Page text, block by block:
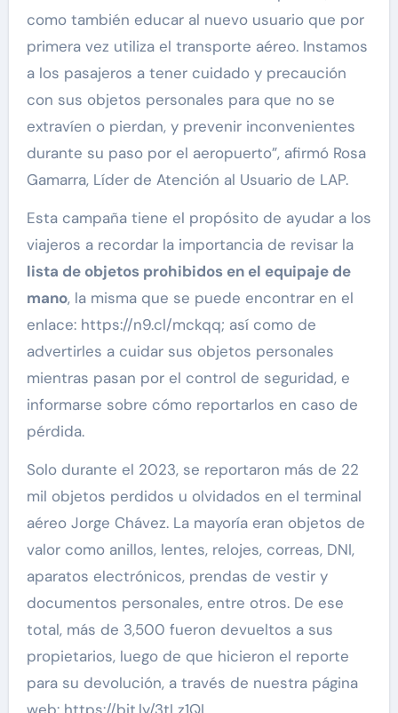
como también educar al nuevo usuario que por
primera vez utiliza el transporte aéreo. Instamos
a los pasajeros a tener cuidado y precaución
con sus objetos personales para que no se
extravíen o pierdan, y prevenir inconvenientes
durante su paso por el aeropuerto”, afirmó Rosa
Gamarra, Líder de Atención al Usuario de LAP.
Esta campaña tiene el propósito de ayudar a los
viajeros a recordar la importancia de revisar la
lista de objetos prohibidos en el equipaje de
mano, la misma que se puede encontrar en el
enlace: https://n9.cl/mckqq; así como de
advertirles a cuidar sus objetos personales
mientras pasan por el control de seguridad, e
informarse sobre cómo reportarlos en caso de
pérdida.
Solo durante el 2023, se reportaron más de 22
mil objetos perdidos u olvidados en el terminal
aéreo Jorge Chávez. La mayoría eran objetos de
valor como anillos, lentes, relojes, correas, DNI,
aparatos electrónicos, prendas de vestir y
documentos personales, entre otros. De ese
total, más de 3,500 fueron devueltos a sus
propietarios, luego de que hicieron el reporte
para su devolución, a través de nuestra página